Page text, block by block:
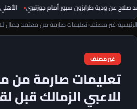
عن ودية طرابزون سبور أمام جوزتيبي
الأهلي
الرئيسية›غير مصنف›تعليمات صارمة من معتمد جمال
غير مصنف
تعليمات صارمة من
للاعبي الزمالك قبل